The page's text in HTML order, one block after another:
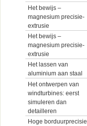
Het bewijs –
magnesium precisie-
extrusie
Het bewijs –
magnesium precisie-
extrusie
Het lassen van
aluminium aan staal
Het ontwerpen van
windturbines: eerst
simuleren dan
detailleren
Hoge borduurprecisie